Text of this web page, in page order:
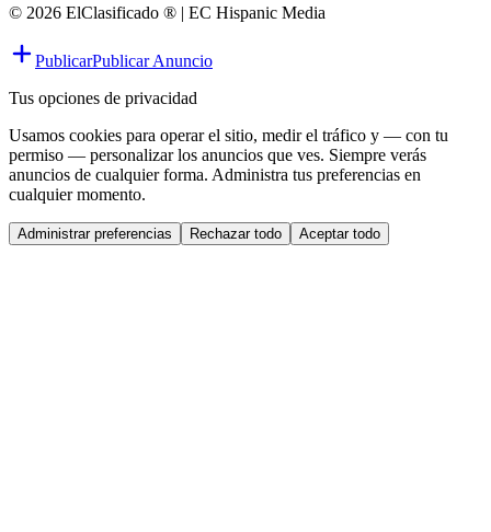
© 2026 ElClasificado ® | EC Hispanic Media
PublicarPublicar Anuncio
Tus opciones de privacidad
Usamos cookies para operar el sitio, medir el tráfico y — con tu
permiso — personalizar los anuncios que ves. Siempre verás
anuncios de cualquier forma. Administra tus preferencias en
cualquier momento.
Administrar preferencias Rechazar todo Aceptar todo